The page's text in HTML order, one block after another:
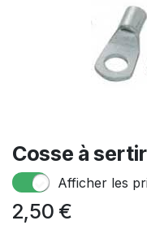
Cosse à
Afficher les
2,50 €